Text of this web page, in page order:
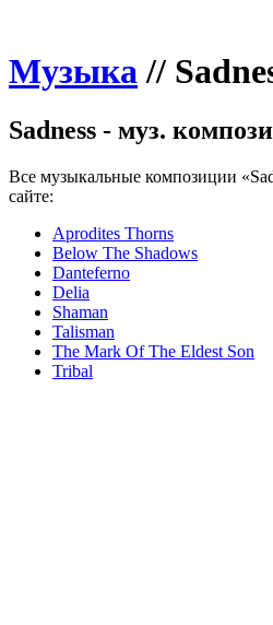
Музыка//
Sadness - муз.
Все музыкальные композиции
сайте:
Aprodites Thorns
Below The Shadows
Danteferno
Delia
Shaman
Talisman
The Mark Of The Eldest Son
Tribal